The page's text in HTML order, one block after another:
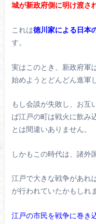
城が新政府側に明け渡さ
これは徳川家による日本
す。
実はこのとき、新政府軍
始めようとどんどん進軍
もし会談が失敗し、お互
ば江戸の町は戦火に飲み
とは間違いありません。
しかもこの時代は、諸外
江戸で大きな戦争があれ
が行われていたかもしれ
江戸の市民を戦争に巻き